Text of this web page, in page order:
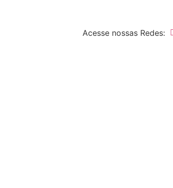
Acesse nossas Redes: